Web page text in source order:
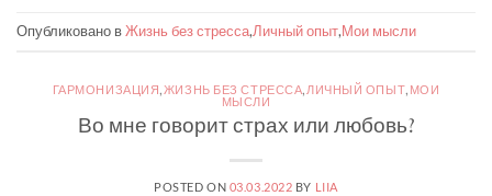
Опубликовано вЖизнь без стресса,Личный опыт,Мои мысли
ГАРМОНИЗАЦИЯ,ЖИЗНЬ БЕЗ СТРЕССА,ЛИЧНЫЙ ОПЫТ,МОИ
МЫСЛИ
Во мне говорит страх или любовь?
POSTED ON 03.03.2022 BY LIIA